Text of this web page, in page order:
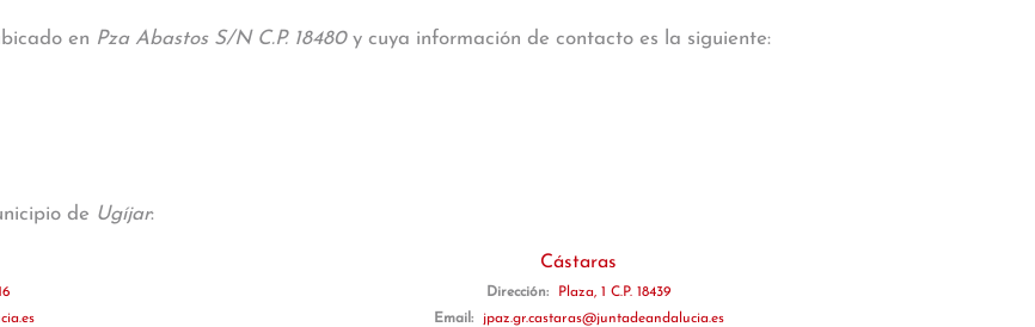
en Pza Abastos S/N C.P. 18480y cuya información de contacto es la siguiente:
de Ugíjar:
Cástaras
Dirección:
Plaza, 1 C.P. 18439
Email:
jpaz.gr.castaras@juntadeandalucia.es